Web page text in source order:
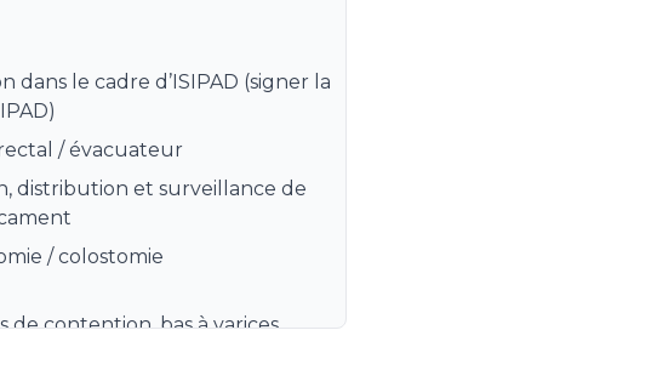
dans le cadre d’ISIPAD (signer la
/ évacuateur
distribution et surveillance de
/ colostomie
de contention, bas à varices